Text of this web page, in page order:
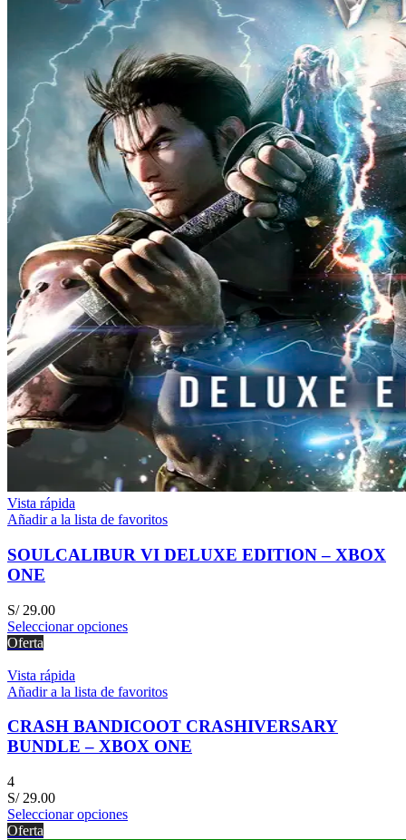
Vista rápida
Añadir a la lista de favoritos
SOULCALIBUR VI DELUXE EDITION – XBOX
ONE
S/29.00
Seleccionar opciones
Oferta
Vista rápida
Añadir a la lista de favoritos
CRASH BANDICOOT CRASHIVERSARY
BUNDLE – XBOX ONE
4
S/29.00
Seleccionar opciones
Oferta